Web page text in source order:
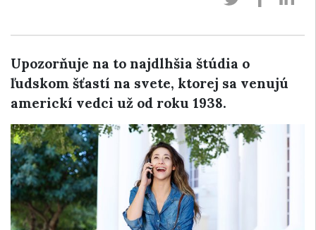
Upozorňuje na to najdlhšia štúdia o
ľudskom šťastí na svete, ktorej sa venujú
americkí vedci už od roku 1938.